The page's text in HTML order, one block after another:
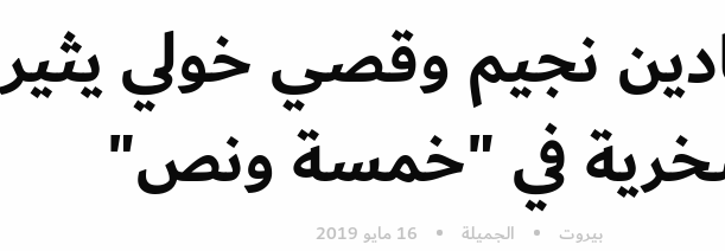
نجيم وقصي خولي يثير
في "خمسة ونص"
بيروت الجميلة 16 مايو 2019